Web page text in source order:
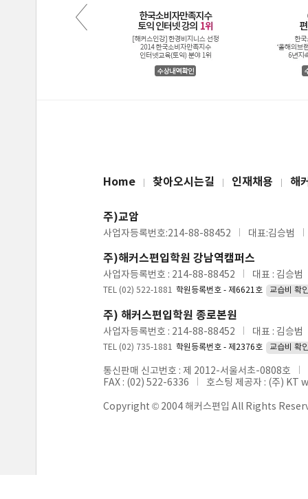
Home 찾아오시는길 인재채용 해
주)교암
사업자등록번호:214-88-88452 대표:김승범
주)해커스편입학원 강남역캠퍼스
사업자등록번호 : 214-88-88452 대표 : 김승범
TEL (02) 522-1881 학원등록번호 - 제6621호 교습비 확
주) 해커스편입학원 종로본원
사업자등록번호 : 214-88-88452 대표 : 김승범
TEL (02) 735-1881 학원등록번호 - 제2376호 교습비 확
통신판매 신고번호 : 제 2012-서울서초-0808호
FAX : (02) 522-6336
호스팅 제공자 : (주)
Copyright © 2004 해커스편입 All Rights